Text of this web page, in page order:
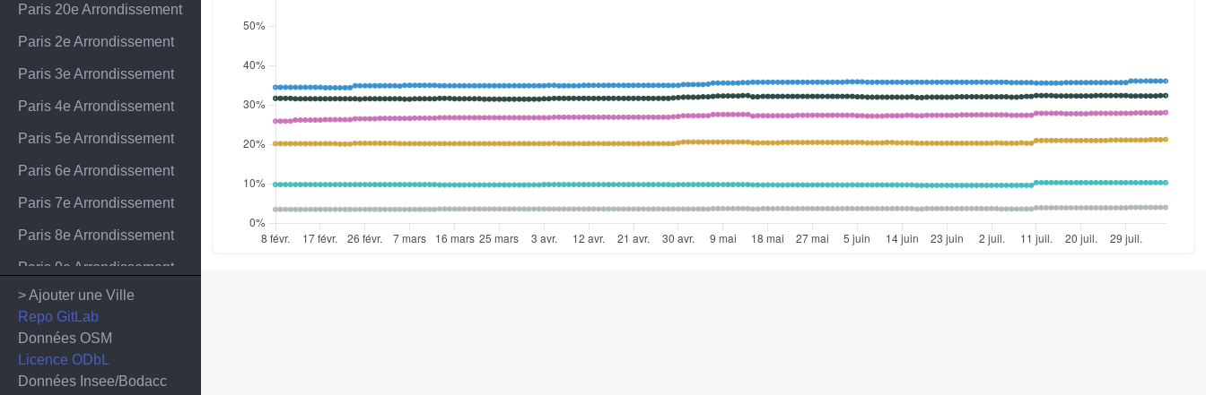
Paris 20e Arrondissement
Paris 2e Arrondissement
Paris 3e Arrondissement
Paris 4e Arrondissement
Paris 5e Arrondissement
Paris 6e Arrondissement
Paris 7e Arrondissement
Paris 8e Arrondissement
Paris 9e Arrondissement
> Ajouter une Ville
Repo GitLab
Données OSM
Licence ODbL
Données Insee/Bodacc